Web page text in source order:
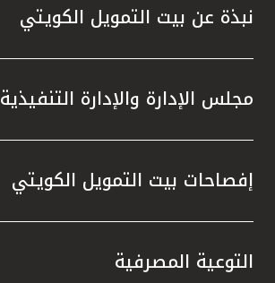
نبذة عن بيت التمويل الكويتي
مجلس الإدارة والإدارة التنفيذية
إفصاحات بيت التمويل الكويتي
التوعية المصرفية